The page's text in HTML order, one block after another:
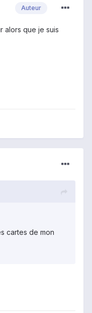
Auteur
alors que je suis
cartes de mon